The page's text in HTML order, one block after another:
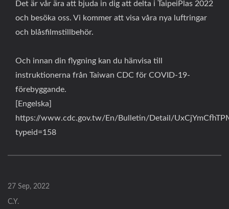
Det är vår ära att bjuda in dig att delta i TaipeiPlas 2022
och besöka oss. Vi kommer att visa våra nya luftringar
och blåsfilmstillbehör.
Och innan din flygning kan du hänvisa till
instruktionerna från Taiwan CDC för COVID-19-
förebyggande.
[Engelska]
https://www.cdc.gov.tw/En/Bulletin/Detail/
typeid=158
27 Sep, 2022
C.Y.